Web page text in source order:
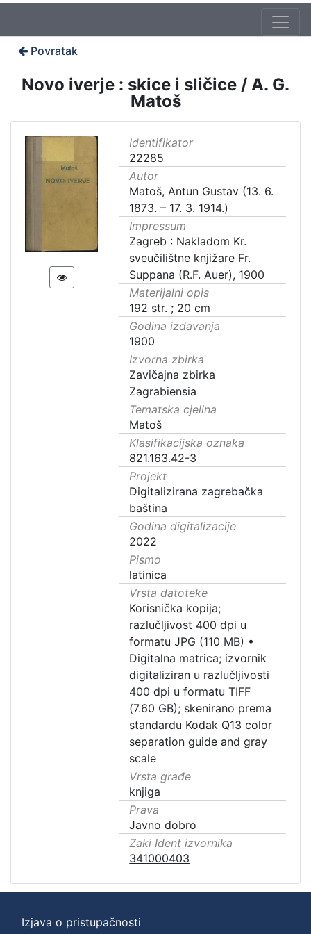
Povratak
Novo iverje : skice i sličice / A. G.
Matoš
Identifikator
22285
Autor
Matoš, Antun Gustav (13. 6.
1873. – 17. 3. 1914.)
Impressum
Zagreb : Nakladom Kr.
sveučilištne knjižare Fr.
Suppana (R.F. Auer), 1900
Materijalni opis
192 str. ; 20 cm
Godina izdavanja
1900
Izvorna zbirka
Zavičajna zbirka
Zagrabiensia
Tematska cjelina
Matoš
Klasifikacijska oznaka
821.163.42-3
Projekt
Digitalizirana zagrebačka
baština
Godina digitalizacije
2022
Pismo
latinica
Vrsta datoteke
Korisnička kopija;
razlučljivost 400 dpi u
formatu JPG (110 MB) •
Digitalna matrica; izvornik
digitaliziran u razlučljivosti
400 dpi u formatu TIFF
(7.60 GB); skenirano prema
standardu Kodak Q13 color
separation guide and gray
scale
Vrsta građe
knjiga
Prava
Javno dobro
Zaki Ident izvornika
341000403
Izjava o pristupačnosti